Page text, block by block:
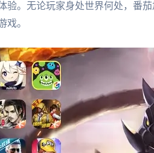
验。无论玩家身处世界何处，番
戏。